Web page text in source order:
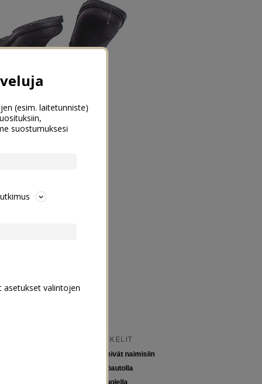
VIIMEISIMMÄT ARTIKKELIT
Tytöt kuuluvat kouluun, eivät naimisiin
Euroopan roadtrip sähköautolla
(esim. laitetunniste)
suostumuksesi
asetukset valintojen